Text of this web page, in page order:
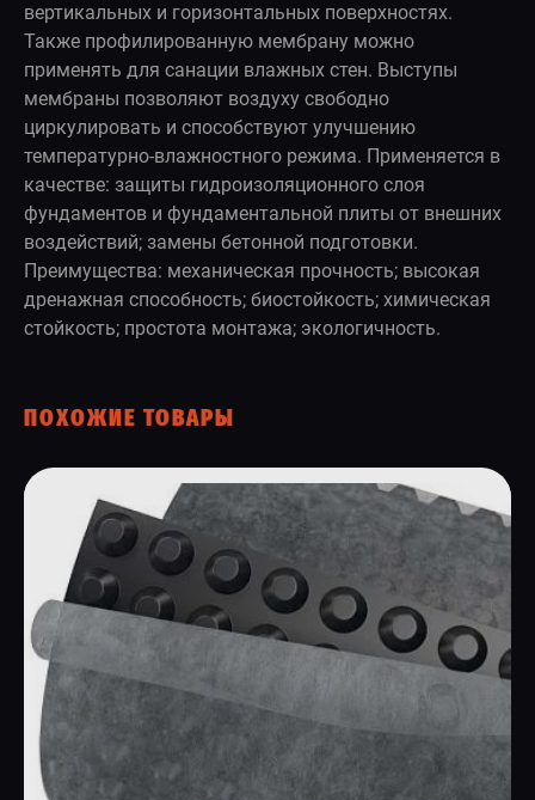
вертикальных и горизонтальных поверхностях.
Также профилированную мембрану можно
применять для санации влажных стен. Выступы
мембраны позволяют воздуху свободно
циркулировать и способствуют улучшению
температурно-влажностного режима. Применяется в
качестве: защиты гидроизоляционного слоя
фундаментов и фундаментальной плиты от внешних
воздействий; замены бетонной подготовки.
Преимущества: механическая прочность; высокая
дренажная способность; биостойкость; химическая
стойкость; простота монтажа; экологичность.
ПОХОЖИЕ ТОВАРЫ